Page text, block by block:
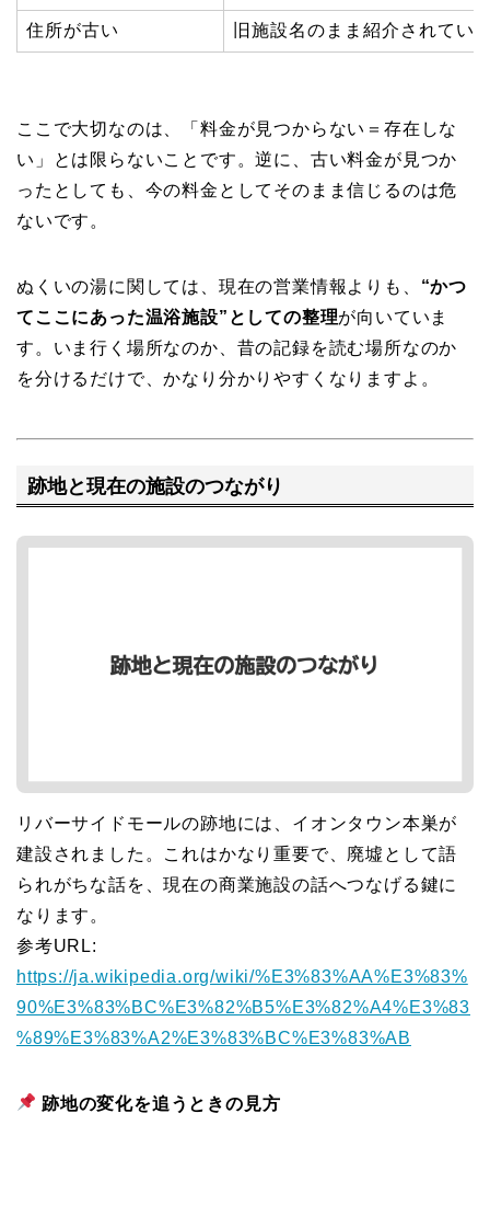
住所が古い 旧施設名のまま紹介されてい
ここで大切なのは、「料金が見つからない＝存在しな
い」とは限らないことです。逆に、古い料金が見つか
ったとしても、今の料金としてそのまま信じるのは危
ないです。
ぬくいの湯に関しては、現在の営業情報よりも、 “かつ
てここにあった温浴施設”としての整理が向いていま
す。いま行く場所なのか、昔の記録を読む場所なのか
を分けるだけで、かなり分かりやすくなりますよ。
跡地と現在の施設のつながり
リバーサイドモールの跡地には、イオンタウン本巣が
建設されました。これはかなり重要で、廃墟として語
られがちな話を、現在の商業施設の話へつなげる鍵に
なります。
参考URL:
https://ja.wikipedia.org/wiki/%E3%83%AA%E3%83%
90%E3%83%BC%E3%82%B5%E3%82%A4%E3%83
%89%E3%83%A2%E3%83%BC%E3%83%AB
跡地の変化を追うときの見方